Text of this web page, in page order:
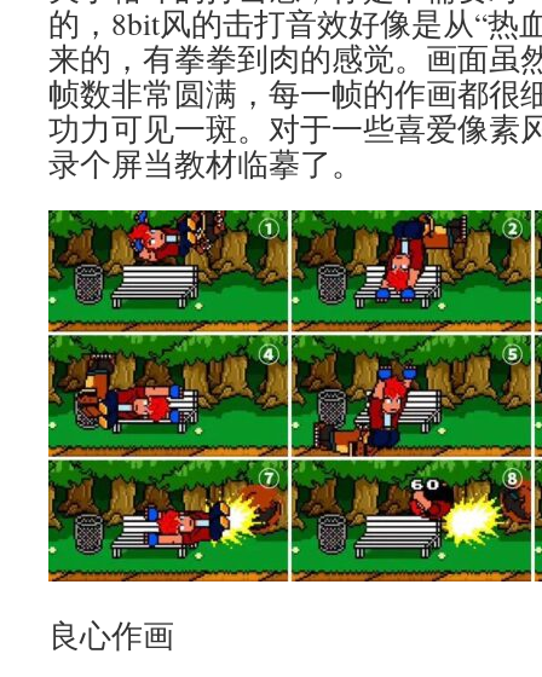
的，8bit风的击打音效好像是从“热
来的，有拳拳到肉的感觉。画面虽
帧数非常圆满，每一帧的作画都很
功力可见一斑。对于一些喜爱像素
录个屏当教材临摹了。
良心作画